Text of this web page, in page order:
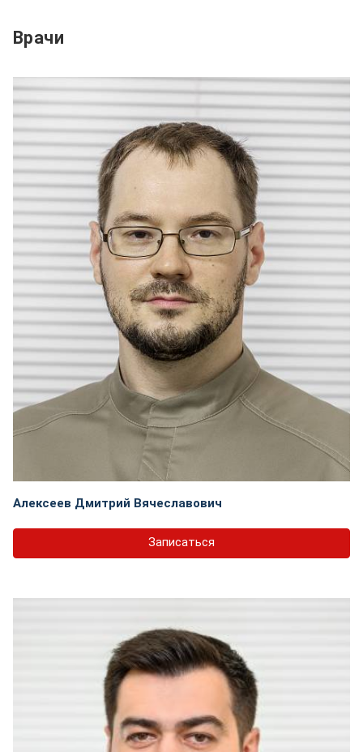
Врачи
Алексеев Дмитрий Вячеславович
Записаться